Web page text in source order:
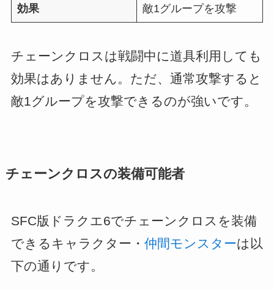
効果 敵1グループを攻撃
チェーンクロスは戦闘中に道具利用しても
効果はありません。ただ、通常攻撃すると
敵1グループを攻撃できるのが強いです。
チェーンクロスの装備可能者
SFC版ドラクエ6でチェーンクロスを装備
できるキャラクター・ 仲間モンスターは以
下の通りです。